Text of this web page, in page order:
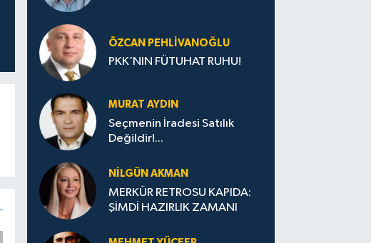
ÖZCAN PEHLIVANOĞLU
PKK’NIN FÜTUHAT RUHU!
MURAT AYDIN
Seçmenin İradesi Satılık
Değildir!...
NILGÜN AKMAN
MERKÜR RETROSU KAPIDA:
ŞİMDİ HAZIRLIK ZAMANI